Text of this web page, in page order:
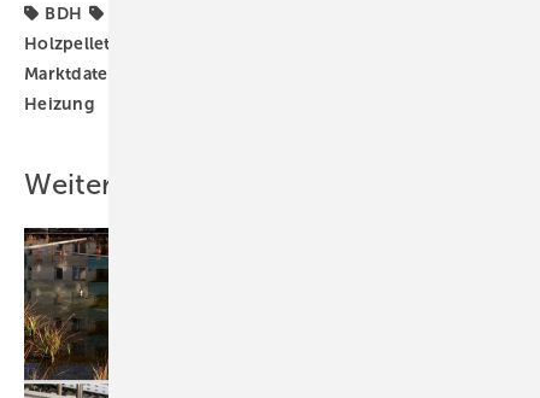
BDH
Holzpellet-Heizung
Marktdaten
Heizung
Weitere Inhalte